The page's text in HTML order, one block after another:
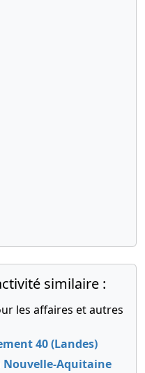
similaire :
les affaires et autres
40 (Landes)
Nouvelle-Aquitaine